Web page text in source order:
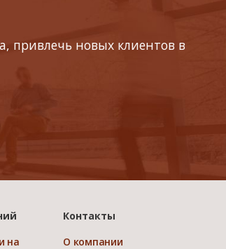
привлечь новых клиентов в
на
Контакты
О компании